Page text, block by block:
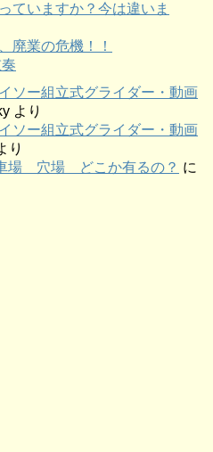
ていますか？今は違いま
廃業の危機！！
ー組立式グライダー・動画
より
ー組立式グライダー・動画
り
場 穴場 どこか有るの？ に